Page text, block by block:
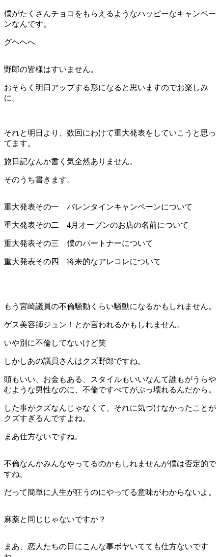
僕がたくさんチョコをもらえるようなハッピーなキャンペー
ンなんです。
グヘヘへ
野郎の皆様はすいません。
おそらく明日アップする形になると思いますのでお楽しみ
に。
それと明日より、数回にわけて重大発表をしていこうと思っ
てます。
旅日記なんか書く気全然ありません。
そのうち書きます。
重大発表その一 バレンタインキャンペーンについて
重大発表その二 4月オープンのお店の名前について
重大発表その三 僕のパートナーについて
重大発表その四 将来的なアレコレについて
もう宮崎議員の不倫騒動くらい騒動になるかもしれません。
ゲス美容師ジュン！とか言われるかもしれません。
いや別に不倫してないけど笑
しかしあの議員さんはクズ野郎ですね。
頭もいい、お金もある、スタイルもいいなんて誰もがうらや
むような男性なのに、不倫ですべてがぶっ壊れるんだから。
した事がクズなんじゃなくて、それに気づけなかったことが
クズすぎるんですよね。
まあ仕方ないですね。
不倫なんかみんなやってるのかもしれませんが僕は否定的で
すね。
だって簡単に人生が狂うのにやってる意味がわからないよ。
麻薬と同じじゃないですか？
まあ、恋人たちの日にこんな事ボヤいてても仕方ないです